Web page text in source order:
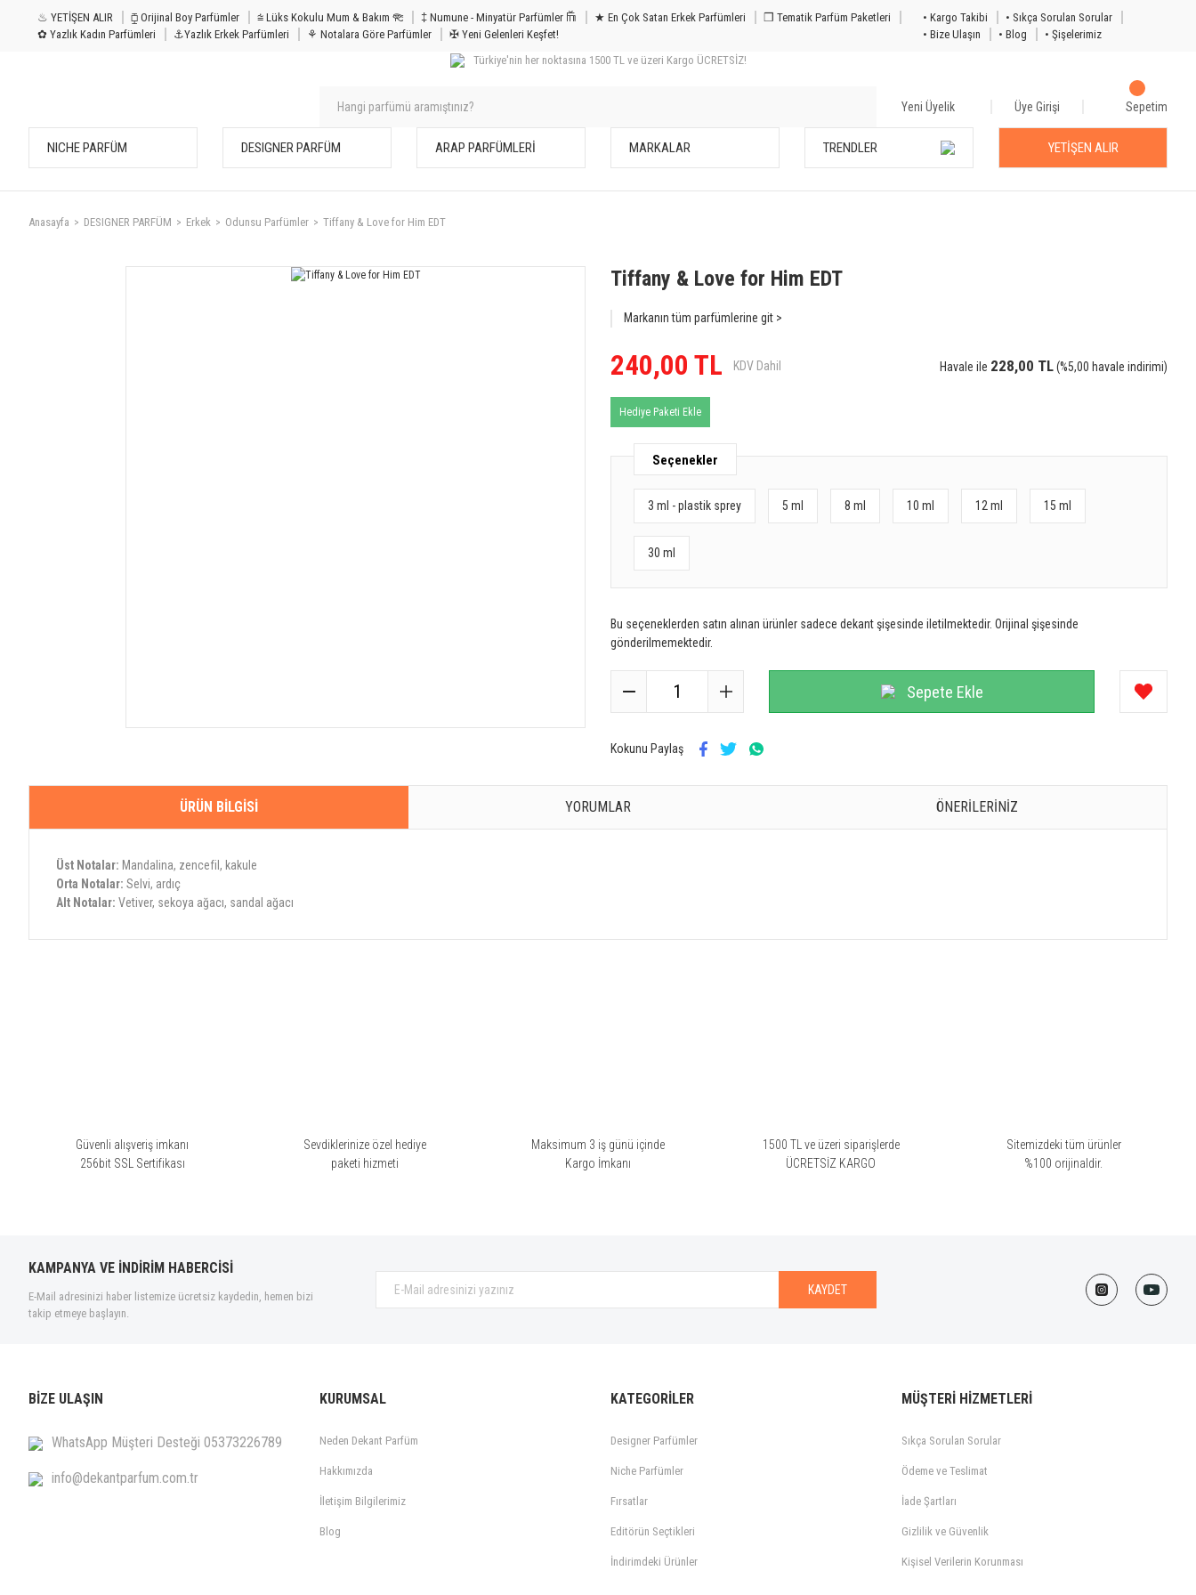
♨ YETİŞEN ALIR ⧮ Orijinal Boy Parfümler ⩭ Lüks Kokulu Mum & Bakım 𐦝 ‡ Numune - Minyatür Parfümler 𐙏 ★ En Çok Satan Erkek Parfümleri
❒ Tematik Parfüm Paketleri
✿ Yazlık Kadın Parfümleri
⚓Yazlık Erkek Parfümleri ⚘ Notalara Göre Parfümler ✠ Yeni Gelenleri Keşfet!
• Kargo Takibi
• Sıkça Sorulan Sorular
• Bize Ulaşın
• Blog
• Şişelerimiz
Türkiye'nin her noktasına 1500 TL ve üzeri Kargo ÜCRETSİZ!
Yeni Üyelik Üye Girişi Sepetim
NICHE PARFÜM DESIGNER PARFÜM ARAP PARFÜMLERİ MARKALAR TRENDLER YETİŞEN ALIR
Anasayfa DESIGNER PARFÜM Erkek Odunsu Parfümler Tiffany & Love for Him EDT
Tiffany & Love for Him EDT
Markanın tüm parfümlerine git >
240,00 TL KDV Dahil Havale ile 228,00 TL(%5,00 havale indirimi)
Hediye Paketi Ekle
Seçenekler
3 ml - plastik sprey 5 ml 8 ml 10 ml 12 ml 15 ml
30 ml
Bu seçeneklerden satın alınan ürünler sadece dekant şişesinde iletilmektedir. Orijinal şişesinde
gönderilmemektedir.
Sepete Ekle
Kokunu Paylaş
ÜRÜN BILGISI YORUMLAR ÖNERILERINIZ
Üst Notalar: Mandalina, zencefil, kakule
Orta Notalar: Selvi, ardıç
Alt Notalar: Vetiver, sekoya ağacı, sandal ağacı
Güvenli alışveriş imkanı
256bit SSL Sertifikası
Sevdiklerinize özel hediye
paketi hizmeti
Maksimum 3 iş günü içinde
Kargo İmkanı
1500 TL ve üzeri siparişlerde
ÜCRETSİZ KARGO
Sitemizdeki tüm ürünler
%100 orijinaldir.
KAMPANYA VE İNDİRİM HABERCİSİ
E-Mail adresinizi haber listemize ücretsiz kaydedin, hemen bizi
takip etmeye başlayın.
KAYDET
BİZE ULAŞIN
WhatsApp Müşteri Desteği 05373226789
info@dekantparfum.com.tr
KURUMSAL
Neden Dekant Parfüm
Hakkımızda
İletişim Bilgilerimiz
Blog
KATEGORİLER
Designer Parfümler
Niche Parfümler
Fırsatlar
Editörün Seçtikleri
İndirimdeki Ürünler
MÜŞTERİ HİZMETLERİ
Sıkça Sorulan Sorular
Ödeme ve Teslimat
İade Şartları
Gizlilik ve Güvenlik
Kişisel Verilerin Korunması